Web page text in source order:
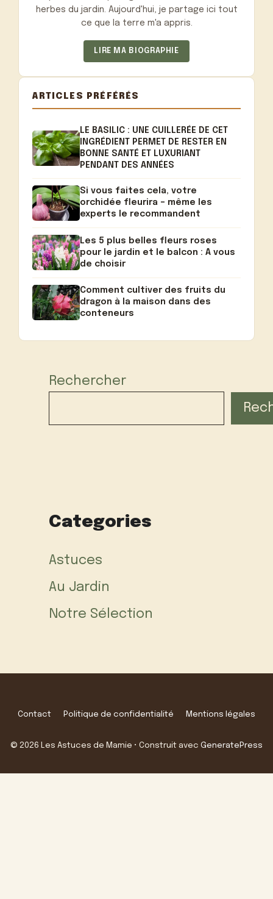
herbes du jardin. Aujourd'hui, je partage ici tout
ce que la terre m'a appris.
LIRE MA BIOGRAPHIE
ARTICLES PRÉFÉRÉS
LE BASILIC : UNE CUILLERÉE DE CET
INGRÉDIENT PERMET DE RESTER EN
BONNE SANTÉ ET LUXURIANT
PENDANT DES ANNÉES
Si vous faites cela, votre
orchidée fleurira – même les
experts le recommandent
Les 5 plus belles fleurs roses
pour le jardin et le balcon : A vous
de choisir
Comment cultiver des fruits du
dragon à la maison dans des
conteneurs
Rechercher
Categories
Astuces
Au Jardin
Notre Sélection
Contact Politique de confidentialité Mentions légales
© 2026 Les Astuces de Mamie • Construit avec GeneratePress